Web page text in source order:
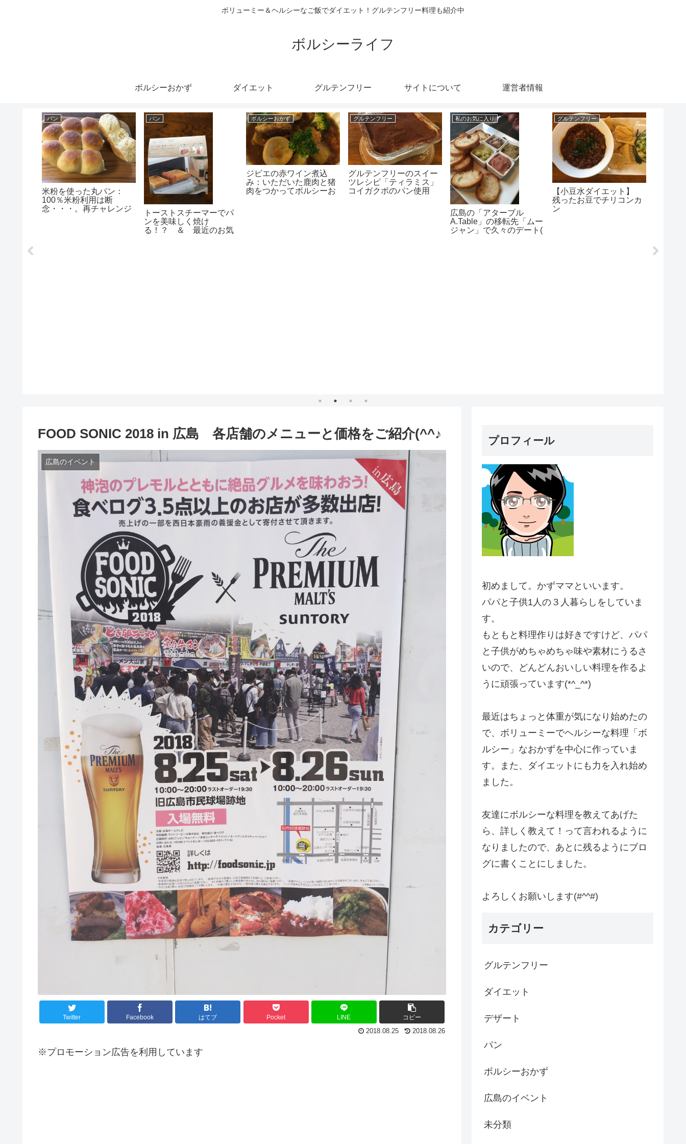
ボリューミー＆ヘルシーなご飯でダイエット！グルテンフリー料理も紹介中
ボルシーライフ
ボルシーおかず ダイエット グルテンフリー サイトについて 運営者情報
パン
米粉を使った丸パン：
100％米粉利用は断
念・・・。再チャレンジ
パン
トーストスチーマーでパ
ンを美味しく焼け
る！？ ＆ 最近のお気
ボルシーおかず
ジビエの赤ワイン煮込
み：いただいた鹿肉と猪
肉をつかってボルシーお
グルテンフリー
グルテンフリーのスイー
ツレシピ「ティラミス」
コイガクボのパン使用
私のお気に入り
広島の「アターブル
A.Table」の移転先「ムー
ジャン」で久々のデート(
グルテンフリー
【小豆水ダイエット】
残ったお豆でチリコンカ
ン
FOOD SONIC 2018 in 広島 各店舗のメニューと価格をご紹介(^^♪
広島のイベント
Twitter Facebook はてブ Pocket LINE
コピー
2018.08.26
2018.08.25
※プロモーション広告を利用しています
プロフィール
初めまして。かずママといいます。
パパと子供1人の３人暮らしをしていま
す。
もともと料理作りは好きですけど、パパ
と子供がめちゃめちゃ味や素材にうるさ
いので、どんどんおいしい料理を作るよ
うに頑張っています(*^_^*)
最近はちょっと体重が気になり始めたの
で、ボリューミーでヘルシーな料理「ボ
ルシー」なおかずを中心に作っていま
す。また、ダイエットにも力を入れ始め
ました。
友達にボルシーな料理を教えてあげた
ら、詳しく教えて！って言われるように
なりましたので、あとに残るようにブロ
グに書くことにしました。
よろしくお願いします(#^^#)
カテゴリー
グルテンフリー
ダイエット
デザート
パン
ボルシーおかず
広島のイベント
未分類